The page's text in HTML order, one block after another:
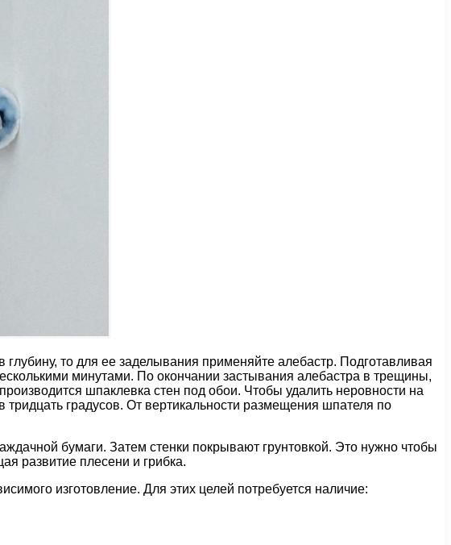
то для ее заделывания применяйте алебастр. Подготавливая
минутами. По окончании застывания алебастра в трещины,
шпаклевка стен под обои. Чтобы удалить неровности на
градусов. От вертикальности размещения шпателя по
бумаги. Затем стенки покрывают грунтовкой. Это нужно чтобы
развитие плесени и грибка.
изготовление. Для этих целей потребуется наличие: